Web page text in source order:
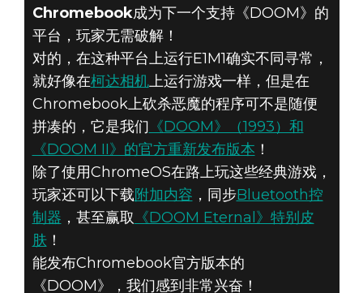
2020年6月18日
GOOGLE
CHROMEBOOK：
《DOOM》来
啦！
Chromebook成为下一个支持《DOOM》的
平台，玩家无需破解！
对的，在这种平台上运行E1M1确实不同寻常，
就好像在柯达相机上运行游戏一样，但是在
Chromebook上砍杀恶魔的程序可不是随便
拼凑的，它是我们 《DOOM》（1993）和
《DOOM II》的官方重新发布版本 ！
除了使用ChromeOS在路上玩这些经典游戏，
玩家还可以下载附加内容 ，同步Bluetooth控
制器 ，甚至赢取 《DOOM Eternal》特别皮
肤！
能发布Chromebook官方版本的
《DOOM》，我们感到非常兴奋！